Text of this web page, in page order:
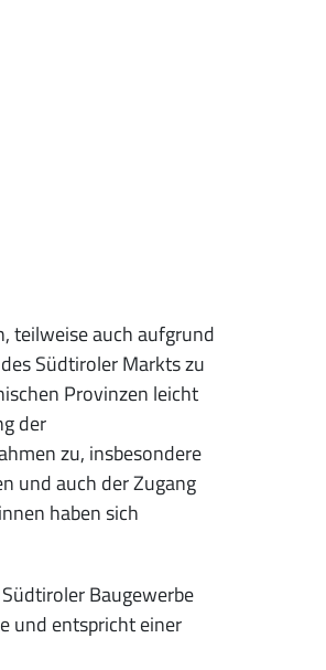
teilweise auch aufgrund
Südtiroler Markts zu
Provinzen leicht
der
zu, insbesondere
und auch der Zugang
haben sich
Baugewerbe
und entspricht einer